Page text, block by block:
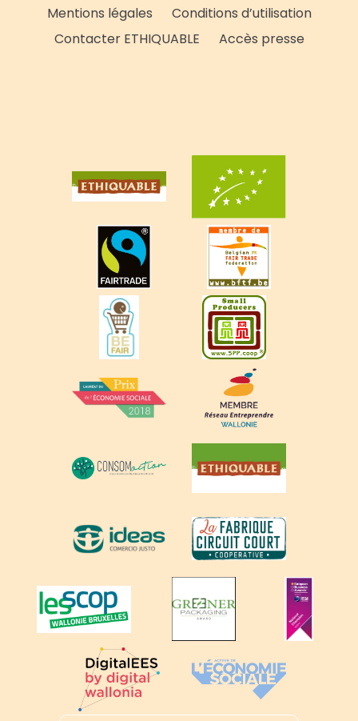
Mentions légales
Conditions d’utilisation
Contacter ETHIQUABLE
Accès presse